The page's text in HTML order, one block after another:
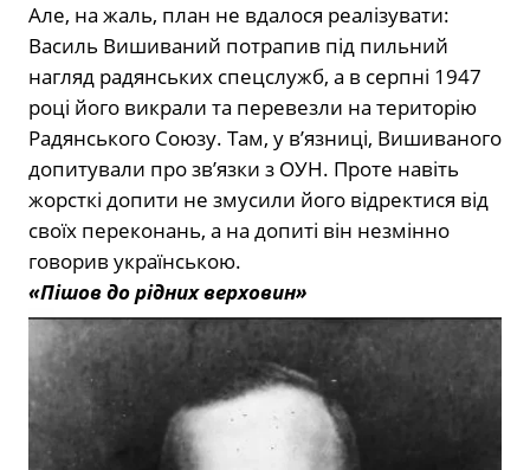
Але, на жаль, план не вдалося реалізувати:
Василь Вишиваний потрапив під пильний
нагляд радянських спецслужб, а в серпні 1947
році його викрали та перевезли на територію
Радянського Союзу. Там, у в’язниці, Вишиваного
допитували про зв’язки з ОУН. Проте навіть
жорсткі допити не змусили його відректися від
своїх переконань, а на допиті він незмінно
говорив українською.
«Пішов до рідних верховин»